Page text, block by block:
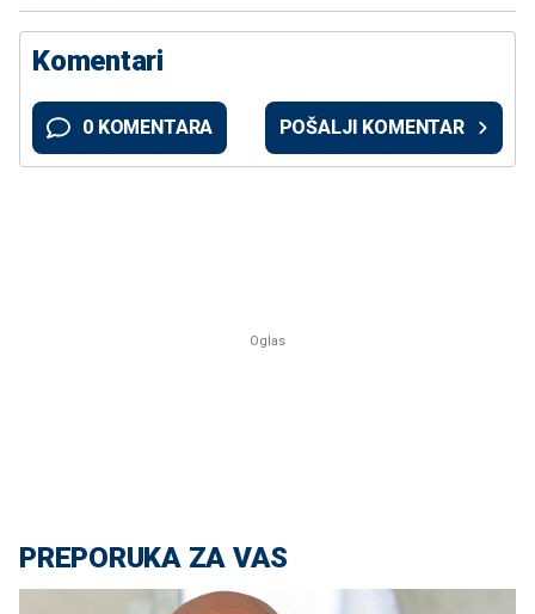
Komentari
0 KOMENTARA POŠALJI KOMENTAR
PREPORUKA ZA VAS